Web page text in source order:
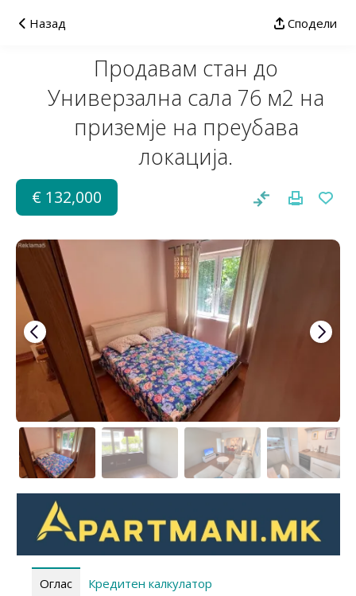
Назад Сподели
Продавам стан до
Универзална сала 76 м2 на
приземје на преубава
локација.
€ 132,000
Оглас Кредитен калкулатор